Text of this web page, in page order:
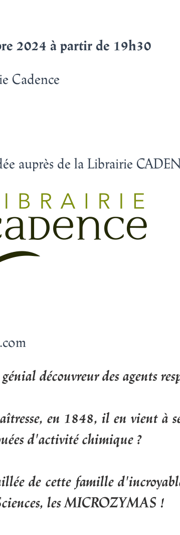
2024 à partir de 19h30
Cadence
auprès de la Librairie
découvreur des agents
en 1848, il en vient à
d'activité chimique ?
de cette famille
les MICROZYMAS !